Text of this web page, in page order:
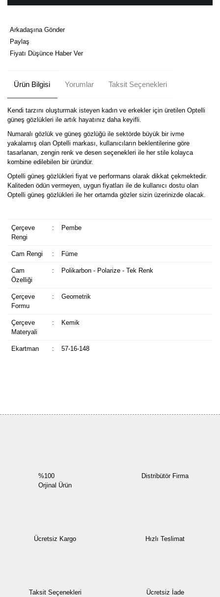
Arkadaşına Gönder
Paylaş
Fiyatı Düşünce Haber Ver
Ürün Bilgisi Yorumlar Taksit Seçenekleri
Kendi tarzını oluşturmak isteyen kadın ve erkekler için üretilen Optelli
güneş gözlükleri ile artık hayatınız daha keyifli.
Numaralı gözlük ve güneş gözlüğü ile sektörde büyük bir ivme
yakalamış olan Optelli markası, kullanıcıların beklentilerine göre
tasarlanan, zengin renk ve desen seçenekleri ile her stile kolayca
kombine edilebilen bir üründür.
Optelli güneş gözlükleri fiyat ve performans olarak dikkat çekmektedir.
Kaliteden ödün vermeyen, uygun fiyatları ile de kullanıcı dostu olan
Optelli güneş gözlükleri ile her ortamda gözler sizin üzerinizde olacak.
Çerçeve
Rengi
: Pembe
Cam Rengi : Füme
Cam
Özelliği
: Polikarbon - Polarize - Tek Renk
Çerçeve
Formu
: Geometrik
Çerçeve
Materyali
: Kemik
Ekartman : 57-16-148
%100
Orjinal Ürün
Distribütör Firma
Ücretsiz Kargo Hızlı Teslimat
Taksit Seçenekleri Ücretsiz İade